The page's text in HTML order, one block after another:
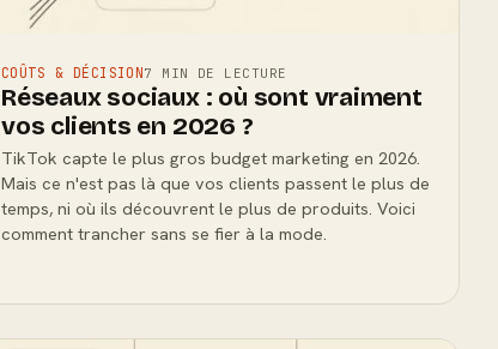
COÛTS & DÉCISION7 MIN DE LECTURE
Réseaux sociaux : où sont vraiment
vos clients en 2026 ?
TikTok capte le plus gros budget marketing en 2026.
Mais ce n'est pas là que vos clients passent le plus de
temps, ni où ils découvrent le plus de produits. Voici
comment trancher sans se fier à la mode.